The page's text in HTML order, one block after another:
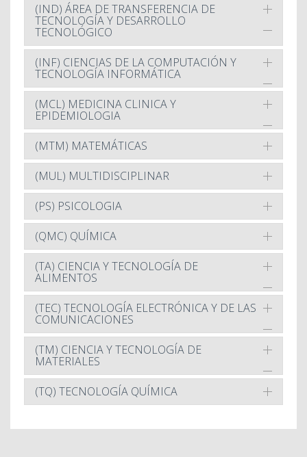
(IND) ÁREA DE TRANSFERENCIA DE
TECNOLOGÍA Y DESARROLLO
TECNOLÓGICO
(INF) CIENCIAS DE LA COMPUTACIÓN Y
TECNOLOGÍA INFORMÁTICA
(MCL) MEDICINA CLINICA Y
EPIDEMIOLOGIA
(MTM) MATEMÁTICAS
(MUL) MULTIDISCIPLINAR
(PS) PSICOLOGIA
(QMC) QUÍMICA
(TA) CIENCIA Y TECNOLOGÍA DE
ALIMENTOS
(TEC) TECNOLOGÍA ELECTRÓNICA Y DE LAS
COMUNICACIONES
(TM) CIENCIA Y TECNOLOGÍA DE
MATERIALES
(TQ) TECNOLOGÍA QUÍMICA